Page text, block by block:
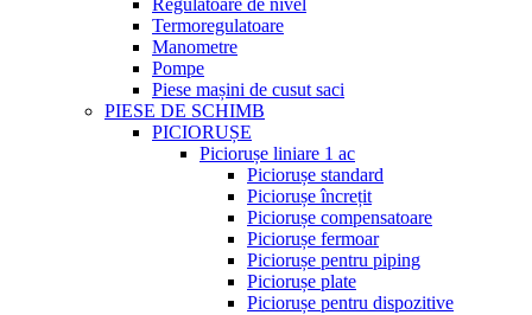
Regulatoare de nivel
Termoregulatoare
Manometre
Pompe
Piese mașini de cusut saci
PIESE DE SCHIMB
PICIORUȘE
Piciorușe liniare 1 ac
Piciorușe standard
Piciorușe încrețit
Piciorușe compensatoare
Piciorușe fermoar
Piciorușe pentru piping
Piciorușe plate
Piciorușe pentru dispozitive